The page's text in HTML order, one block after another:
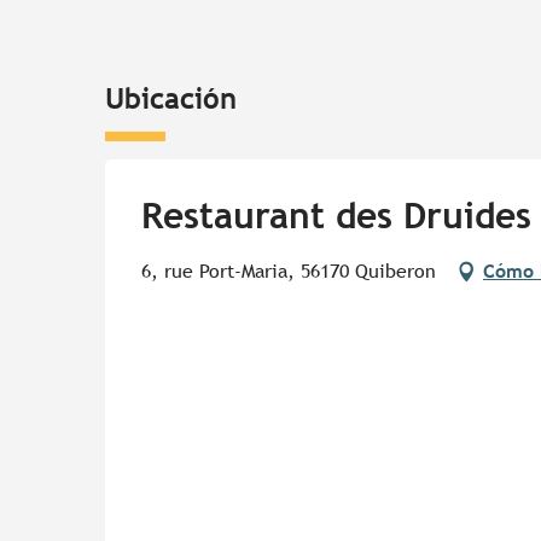
Ubicación
Restaurant des Druides
6, rue Port-Maria, 56170 Quiberon